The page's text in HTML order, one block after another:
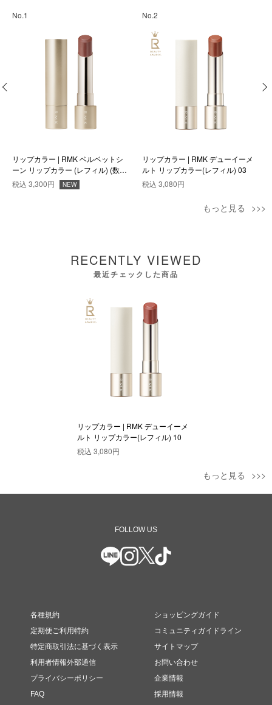
No.1
リップカラー | RMK ベルベットシ
ーン リップカラー (レフィル) (数量
限定色) EX-06
税込 3,300円 NEW
No.2
リップカラー | RMK デューイーメ
ルト リップカラー(レフィル) 03
税込 3,080円
もっと見る
RECENTLY VIEWED
最近チェックした商品
リップカラー | RMK デューイーメ
ルト リップカラー(レフィル) 10
税込 3,080円
もっと見る
FOLLOW US
各種規約
定期便ご利用特約
特定商取引法に基づく表示
利用者情報外部通信
プライバシーポリシー
FAQ
ショッピングガイド
コミュニティガイドライン
サイトマップ
お問い合わせ
企業情報
採用情報